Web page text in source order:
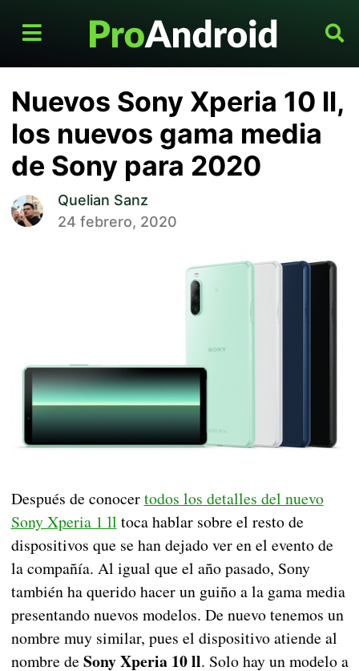
Nuevos Sony Xperia 10 ll,
los nuevos gama media
de Sony para 2020
Quelian Sanz
24 febrero, 2020
Después de conocertodos los detalles del nuevo
Sony Xperia 1 ll toca hablar sobre el resto de
dispositivos que se han dejado ver en el evento de
la compañía. Al igual que el año pasado, Sony
también ha querido hacer un guiño a la gama media
presentando nuevos modelos. De nuevo tenemos un
nombre muy similar, pues el dispositivo atiende al
nombre de Sony Xperia 10 ll. Solo hay un modelo a